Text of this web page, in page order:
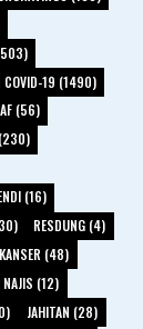
COVID-19 (1490)
(56)
(230)
(16)
RESDUNG (4)
KANSER (48)
NAJIS (12)
JAHITAN (28)